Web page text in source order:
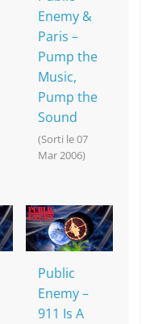
Enemy &
Paris –
Pump the
Music,
Pump the
Sound
(Sorti le 07
Mar 2006)
Public
Enemy –
911 Is A